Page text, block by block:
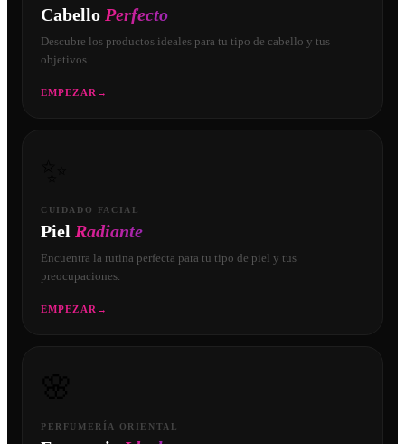
Cabello Perfecto
Descubre los productos ideales para tu tipo de cabello y tus
objetivos.
EMPEZAR →
CUIDADO FACIAL
Piel Radiante
Encuentra la rutina perfecta para tu tipo de piel y tus
preocupaciones.
EMPEZAR →
PERFUMERÍA ORIENTAL